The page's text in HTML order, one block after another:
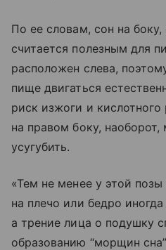
По ее словам, сон на
считается полезным для
расположен слева,
пище двигаться
риск изжоги и
на правом боку,
усугубить.
«Тем не менее у этой
на плечо или бедро
а трение лица о подушку
образованию “морщин